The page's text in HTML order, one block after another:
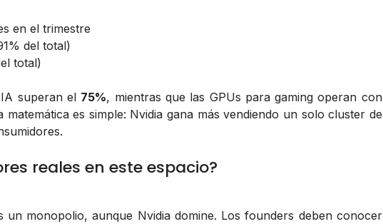
en el trimestre
del total)
total)
superan el 75%, mientras que las GPUs para gaming operan con
matemática es simple: Nvidia gana más vendiendo un solo cluster de
reales en este espacio?
un monopolio, aunque Nvidia domine. Los founders deben conocer